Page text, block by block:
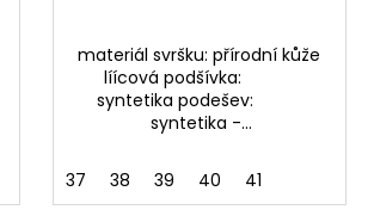
materiál svršku: přírodní kůže
líícová podšívka:
syntetika podešev:
syntetika -...
37 38 39 40 41